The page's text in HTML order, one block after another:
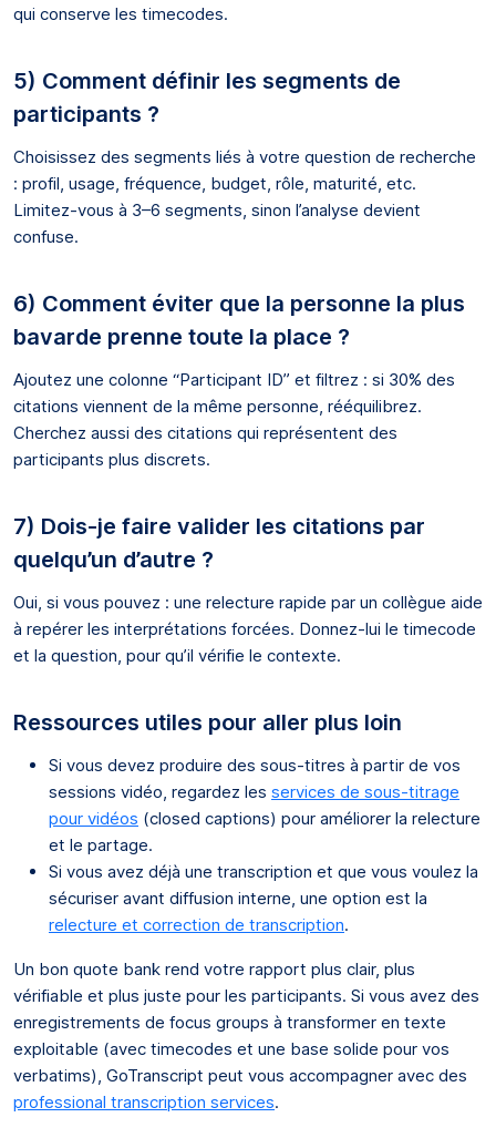
qui conserve les timecodes.
5) Comment définir les segments de
participants ?
Choisissez des segments liés à votre question de recherche
: profil, usage, fréquence, budget, rôle, maturité, etc.
Limitez-vous à 3–6 segments, sinon l’analyse devient
confuse.
6) Comment éviter que la personne la plus
bavarde prenne toute la place ?
Ajoutez une colonne “Participant ID” et filtrez : si 30% des
citations viennent de la même personne, rééquilibrez.
Cherchez aussi des citations qui représentent des
participants plus discrets.
7) Dois-je faire valider les citations par
quelqu’un d’autre ?
Oui, si vous pouvez : une relecture rapide par un collègue aide
à repérer les interprétations forcées. Donnez-lui le timecode
et la question, pour qu’il vérifie le contexte.
Ressources utiles pour aller plus loin
Si vous devez produire des sous-titres à partir de vos
sessions vidéo, regardez les services de sous-titrage
pour vidéos (closed captions) pour améliorer la relecture
et le partage.
Si vous avez déjà une transcription et que vous voulez la
sécuriser avant diffusion interne, une option est la
relecture et correction de transcription.
Un bon quote bank rend votre rapport plus clair, plus
vérifiable et plus juste pour les participants. Si vous avez des
enregistrements de focus groups à transformer en texte
exploitable (avec timecodes et une base solide pour vos
verbatims), GoTranscript peut vous accompagner avec des
professional transcription services.